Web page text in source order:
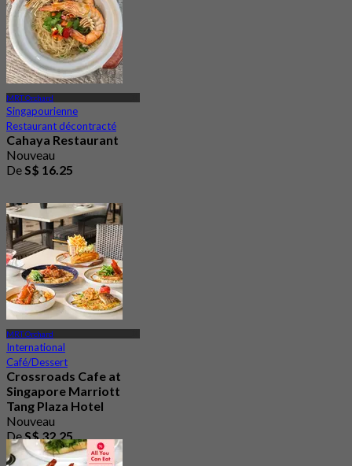
MRT Orchard
Singapourienne
Restaurant décontracté
Cahaya Restaurant
Nouveau
DeS$ 16.25
MRT Orchard
International
Café/Dessert
Crossroads Cafe at
Singapore Marriott
Tang Plaza Hotel
Nouveau
DeS$ 32.25